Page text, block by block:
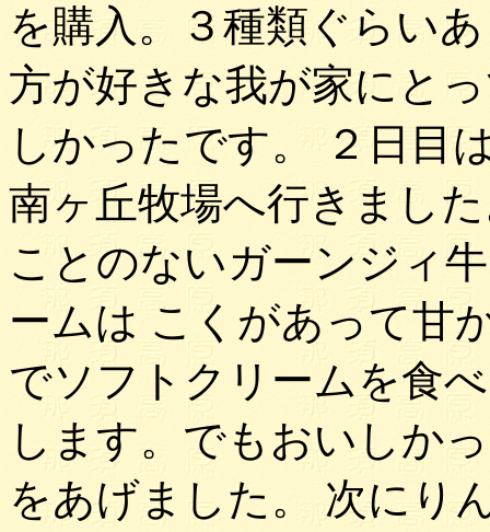
を購入。３種類ぐらい
方が好きな我が家にと
しかったです。 ２日目
南ヶ丘牧場へ行きまし
ことのないガーンジィ
ームは こくがあって甘
でソフトクリームを食
します。でもおいしか
をあげました。 次にり